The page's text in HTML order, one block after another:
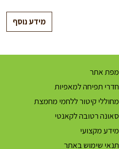
מידע נוסף
מפת אתר
חדרי תפיחה למאפיות
מחוללי קיטור ללחמי מחמצת
סאונה רטובה לקאנטי
מידע מקצועי
תנאי שימוש באתר